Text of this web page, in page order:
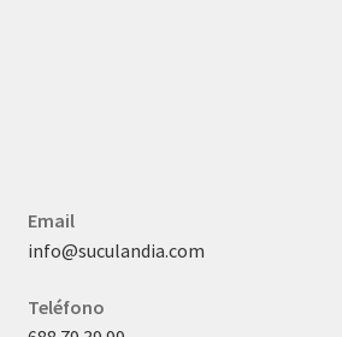
Email
info@suculandia.com
Teléfono